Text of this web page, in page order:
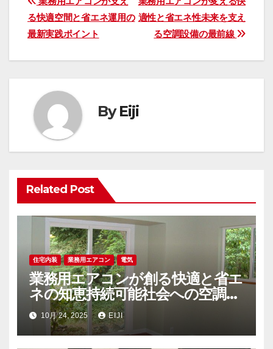
稿
ナ
ゲ
ー
シ
ョ
ン
適性と省エネ性未来を支え
る空調設備の最前線
る快適空間と省エネ運用の
最新実践ポイント
ByEiji
Related Post
住宅内装 業務用エアコン 電気
業務用エアコンが創る快適と省エ
ネの知恵持続可能社会への空調戦
略10月 24, 2025 EIJI